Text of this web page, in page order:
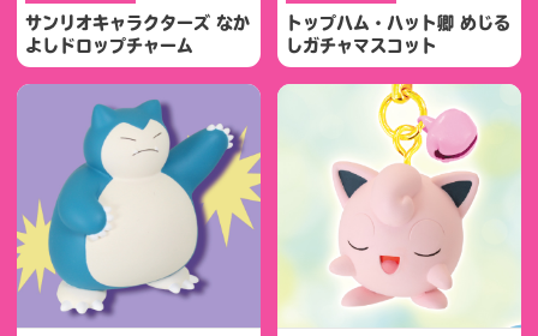
サンリオキャラクターズ なか
よしドロップチャーム
トップハム・ハット卿 めじる
しガチャマスコット